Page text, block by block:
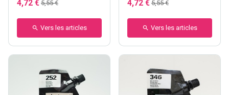
4,72 € 5,55 €
Vers les articles
4,72 € 5,55 €
Vers les articles